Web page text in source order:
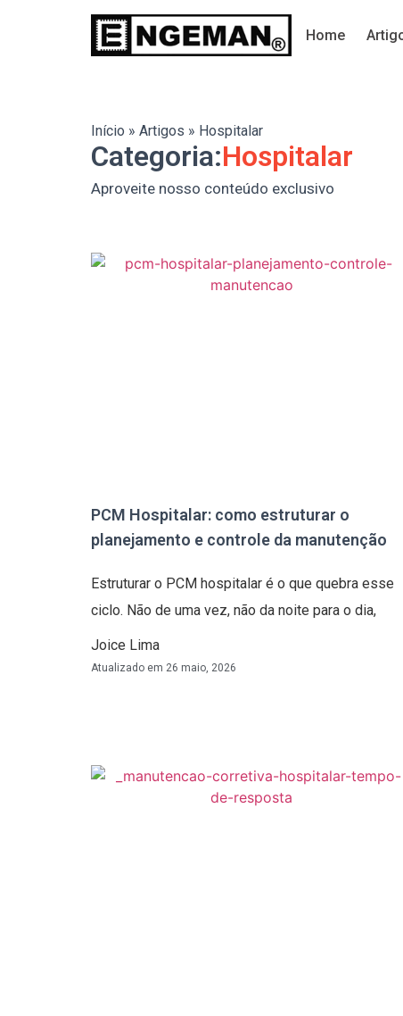
Home
Início » Artigos » Hospitalar
Categoria:Hospitalar
Aproveite nosso conteúdo exclusivo
PCM Hospitalar: como estruturar o
planejamento e controle da manutenção
Estruturar o PCM hospitalar é o que quebra esse
ciclo. Não de uma vez, não da noite para o dia,
Joice Lima
Atualizado em 26 maio, 2026